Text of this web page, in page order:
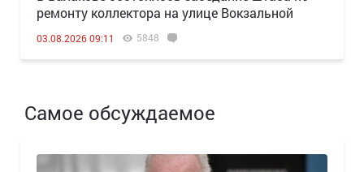
ремонту коллектора на улице Вокзальной
03.08.2026 09:11 5848
Самое обсуждаемое